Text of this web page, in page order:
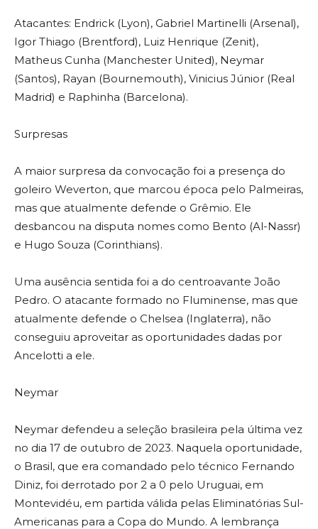
Atacantes: Endrick (Lyon), Gabriel Martinelli (Arsenal),
Igor Thiago (Brentford), Luiz Henrique (Zenit),
Matheus Cunha (Manchester United), Neymar
(Santos), Rayan (Bournemouth), Vinicius Júnior (Real
Madrid) e Raphinha (Barcelona).
Surpresas
A maior surpresa da convocação foi a presença do
goleiro Weverton, que marcou época pelo Palmeiras,
mas que atualmente defende o Grêmio. Ele
desbancou na disputa nomes como Bento (Al-Nassr)
e Hugo Souza (Corinthians).
Uma ausência sentida foi a do centroavante João
Pedro. O atacante formado no Fluminense, mas que
atualmente defende o Chelsea (Inglaterra), não
conseguiu aproveitar as oportunidades dadas por
Ancelotti a ele.
Neymar
Neymar defendeu a seleção brasileira pela última vez
no dia 17 de outubro de 2023. Naquela oportunidade,
o Brasil, que era comandado pelo técnico Fernando
Diniz, foi derrotado por 2 a 0 pelo Uruguai, em
Montevidéu, em partida válida pelas Eliminatórias Sul-
Americanas para a Copa do Mundo. A lembrança